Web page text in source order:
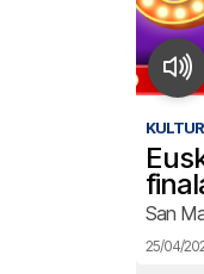
San
25/04/